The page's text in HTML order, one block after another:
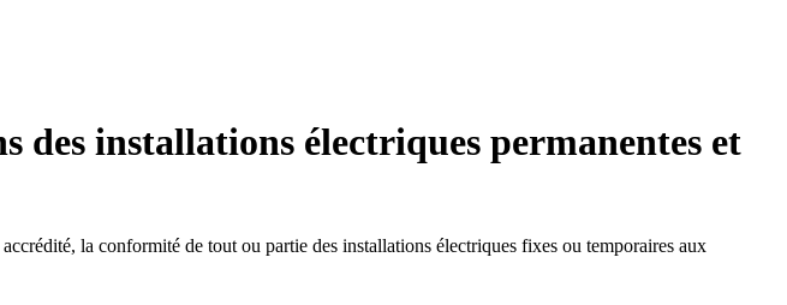
installations électriques permanentes et
la conformité de tout ou partie des installations électriques fixes ou temporaires aux